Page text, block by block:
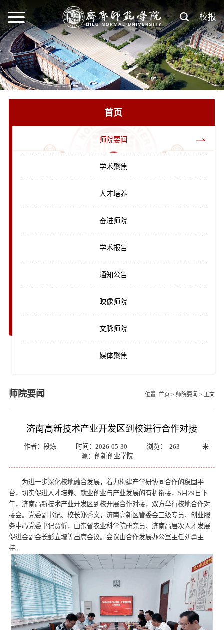
校报
首页
师院要闻
学术聚焦
人才培养
奋进师院
学术报告
通知公告
映像师院
文脉师院
媒体聚焦
师院要闻 位置: 首页 > 师院要闻 > 正文
济南高新技术产业开发区到校进行合作对接
作者：段炼 时间：2026-05-30 浏览： 263
来
源：创新创业学院
为进一步深化校地融合发展，着力构建产学研协同合作的稳固平
台，切实促进人才培养、就业创业与产业发展的有机衔接，5月29日下
午，济南高新技术产业开发区到校开展合作对接，双方举行校地合作对
接会。党委副书记、校长郑秀文，济南高新区管委会三级专员、创业服
务中心党委书记贾忻，山东省农业科学院研究员、济南高层次人才发展
促进会副会长彭立增等出席会议。会议由合作发展办公室主任刘勇主
持。